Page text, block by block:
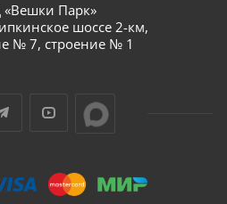
«Вешки Парк»
шоссе 2-км,
№ 7, строение № 1